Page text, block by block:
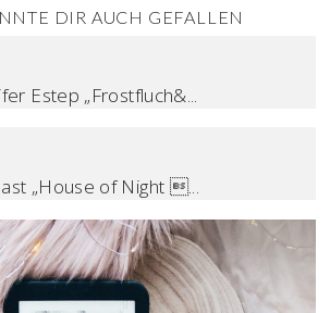
DIR AUCH GEFALLEN
Estep „Frostfluch&...
„House of Night ...